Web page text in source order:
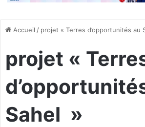
Accueil / projet « Terres d’opportunités au
projet «
Sahel »